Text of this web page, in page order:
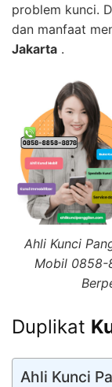
problem kunci.
dan manfaat
Jakarta .
Ahli Kunci
Mobil 0858-
Duplikat
Ahli Kunci